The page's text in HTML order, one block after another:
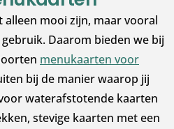
mooi zijn, maar vooral
Daarom bieden we bij
menukaarten voor
bij de manier waarop jij
waterafstotende kaarten
stevige kaarten met een